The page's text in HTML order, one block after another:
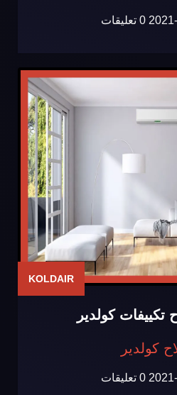
0 تعليقات
KOLDAIR
كولدير
كولدير
0 تعليقات